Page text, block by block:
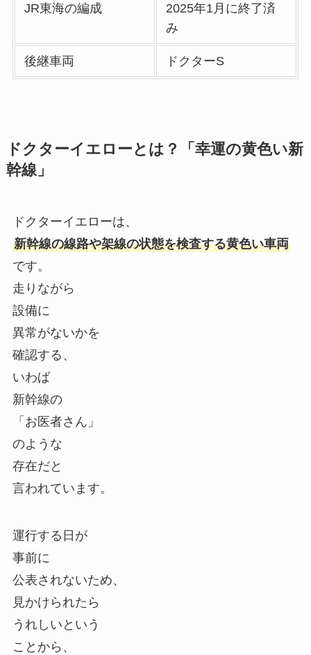
JR東海の編成
2025年1月に終了済
み
後継車両 ドクターS
ドクターイエローとは？「幸運の黄色い新
幹線」
ドクターイエローは、
新幹線の線路や架線の状態を検査する黄色い車両
です。
走りながら
設備に
異常がないかを
確認する、
いわば
新幹線の
「お医者さん」
のような
存在だと
言われています。
運行する日が
事前に
公表されないため、
見かけられたら
うれしいという
ことから、